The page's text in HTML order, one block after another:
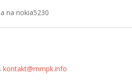
na nokia5230
kontakt@mmpk.info